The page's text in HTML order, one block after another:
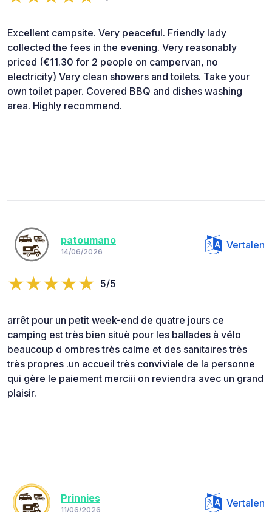
Excellent campsite. Very peaceful. Friendly lady
collected the fees in the evening. Very reasonably
priced (€11.30 for 2 people on campervan, no
electricity) Very clean showers and toilets. Take your
own toilet paper. Covered BBQ and dishes washing
area. Highly recommend.
patoumano
14/06/2026
Vertalen
5/5
arrêt pour un petit week-end de quatre jours ce
camping est très bien situè pour les ballades à vélo
beaucoup d ombres très calme et des sanitaires très
très propres .un accueil très conviviale de la personne
qui gère le paiement merciii on reviendra avec un grand
plaisir.
Prinnies
11/06/2026
Vertalen